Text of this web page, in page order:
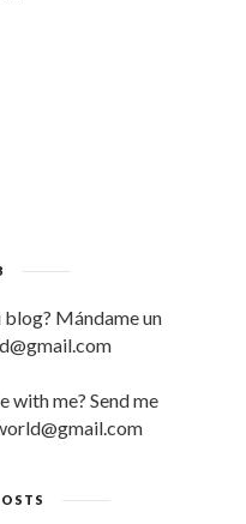
Mándame un
with me? Send me